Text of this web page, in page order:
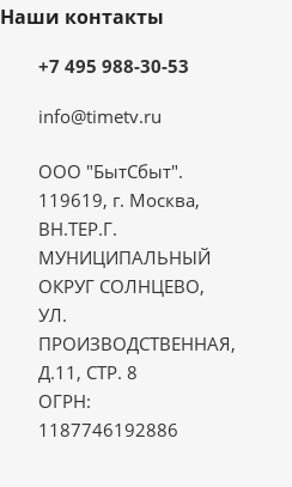
Наши контакты
+7 495 988-30-53
info@timetv.ru
ООО "БытСбыт".
119619, г. Москва,
ВН.ТЕР.Г.
МУНИЦИПАЛЬНЫЙ
ОКРУГ СОЛНЦЕВО,
УЛ.
ПРОИЗВОДСТВЕННАЯ,
Д.11, СТР. 8
ОГРН:
1187746192886